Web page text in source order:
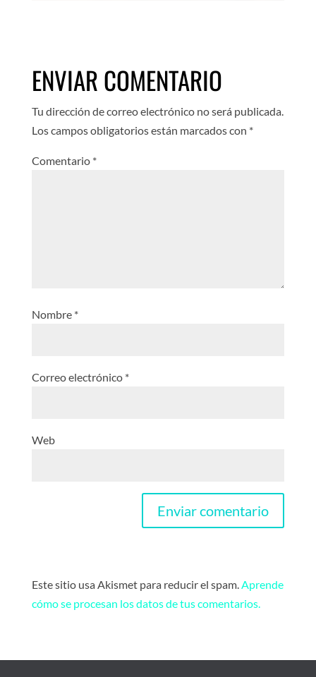
ENVIAR COMENTARIO
Tu dirección de correo electrónico no será publicada.
Los campos obligatorios están marcados con *
Comentario *
Nombre *
Correo electrónico *
Web
Este sitio usa Akismet para reducir el spam.Aprende
cómo se procesan los datos de tus comentarios.